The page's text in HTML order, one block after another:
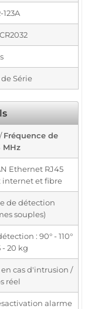
Série
Fréquence de
MHz
Ethernet RJ45
internet et fibre
de détection
souples)
: 90° - 110°
20 kg
cas d'intrusion /
réel
alarme